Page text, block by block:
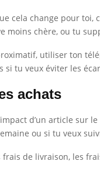
change pour toi,
moins chère, ou tu
utiliser ton
si tu veux éviter les
achats
d’un article sur
ou si tu veux
de livraison, les